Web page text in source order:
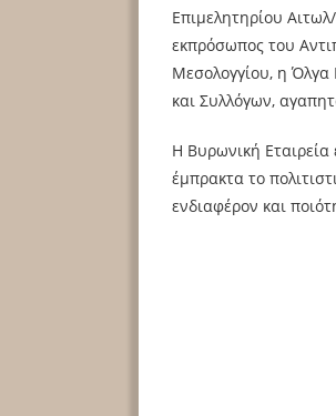
Επιμελητηρίου
εκπρόσωπος του
Μεσολογγίου, η Όλγα
και Συλλόγων,
Η Βυρωνική Εταιρεία
έμπρακτα το
ενδιαφέρον και